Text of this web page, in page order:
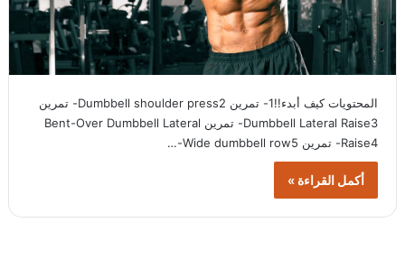
المحتويات كيف أبدء!!1- تمرين Dumbbell shoulder press2- تمرين
Dumbbell Lateral Raise3- تمرين Bent-Over Dumbbell Lateral
Raise4- تمرين Wide dumbbell row5-…
أكمل القراءة »